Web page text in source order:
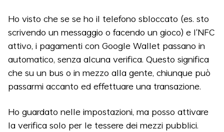
Ho visto che se se ho il telefono sbloccato (es. sto
scrivendo un messaggio o facendo un gioco) e l'NFC
attivo, i pagamenti con Google Wallet passano in
automatico, senza alcuna verifica. Questo significa
che su un bus o in mezzo alla gente, chiunque può
passarmi accanto ed effettuare una transazione.
Ho guardato nelle impostazioni, ma posso attivare
la verifica solo per le tessere dei mezzi pubblici.